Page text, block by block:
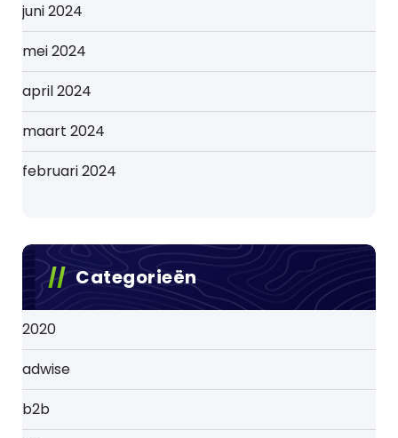
juni 2024
mei 2024
april 2024
maart 2024
februari 2024
Categorieën
2020
adwise
b2b